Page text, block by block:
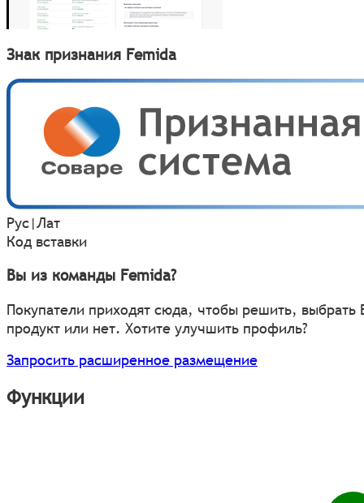
Знак признания Femida
Рус|Лат
Код вставки
Вы из команды Femida?
Покупатели приходят сюда, чтобы решить, выбрать
продукт или нет. Хотите улучшить профиль?
Запросить расширенное размещение
Функции